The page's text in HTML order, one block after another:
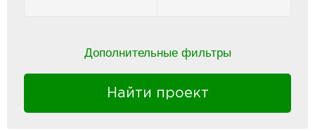
Дополнительные фильтры
Найти проект